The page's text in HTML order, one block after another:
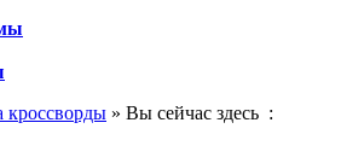
кроссворды » Вы сейчас здесь :